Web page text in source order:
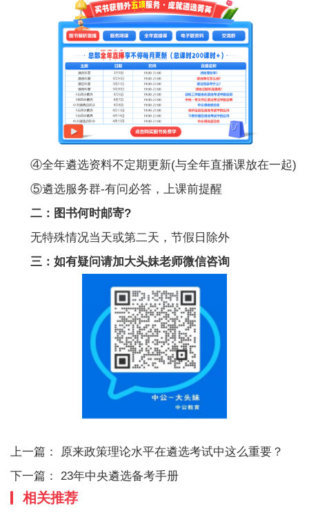
④全年遴选资料不定期更新(与全年直播课放在一起)
⑤遴选服务群-有问必答，上课前提醒
二：图书何时邮寄?
无特殊情况当天或第二天，节假日除外
三：如有疑问请加大头妹老师微信咨询
上一篇：
原来政策理论水平在遴选考试中这么重要？
下一篇： 23年中央遴选备考手册
相关推荐